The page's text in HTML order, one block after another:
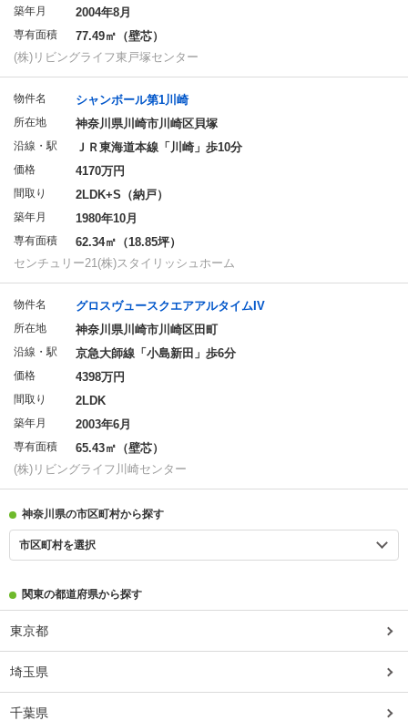
築年月 2004年8月
専有面積
77.49㎡（壁芯）
(株)リビングライフ東戸塚センター
物件名 シャンボール第1川崎
所在地 神奈川県川崎市川崎区貝塚
沿線・駅 ＪＲ東海道本線「川崎」歩10分
価格 4170万円
間取り 2LDK+S（納戸）
築年月 1980年10月
専有面積
62.34㎡（18.85坪）
センチュリー21(株)スタイリッシュホーム
物件名 グロスヴュースクエアアルタイムIV
所在地 神奈川県川崎市川崎区田町
沿線・駅 京急大師線「小島新田」歩6分
価格 4398万円
間取り 2LDK
築年月 2003年6月
専有面積
65.43㎡（壁芯）
(株)リビングライフ川崎センター
神奈川県の市区町村から探す
市区町村を選択
関東の都道府県から探す
東京都
埼玉県
千葉県